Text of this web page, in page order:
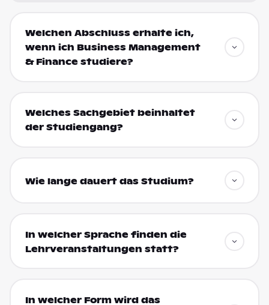
Welchen Abschluss erhalte ich,
wenn ich Business Management
& Finance studiere?
Welches Sachgebiet beinhaltet
der Studiengang?
Wie lange dauert das Studium?
In welcher Sprache finden die
Lehrveranstaltungen statt?
In welcher Form wird das